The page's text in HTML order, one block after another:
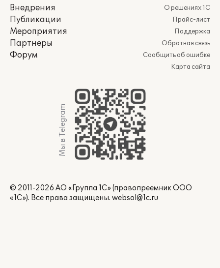
Внедрения
Публикации
Мероприятия
Партнеры
Форум
О решениях 1С
Прайс-лист
Поддержка
Обратная связь
Сообщить об ошибке
Карта сайта
Мы в Telegram
© 2011-2026 АО «Группа 1С» (правопреемник ООО
«1С»). Все права защищены. websol@1c.ru